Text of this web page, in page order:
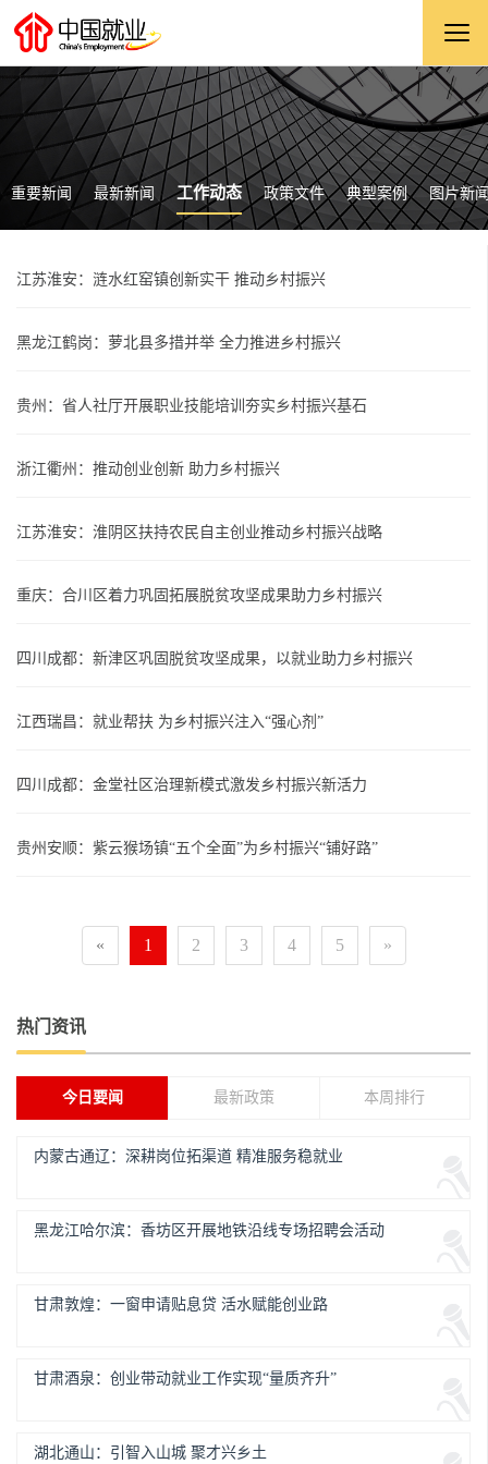
重要新闻 最新新闻 工作动态 政策文件 典型案例 图片新
江苏淮安：涟水红窑镇创新实干 推动乡村振兴
黑龙江鹤岗：萝北县多措并举 全力推进乡村振兴
贵州：省人社厅开展职业技能培训夯实乡村振兴基石
浙江衢州：推动创业创新 助力乡村振兴
江苏淮安：淮阴区扶持农民自主创业推动乡村振兴战略
重庆：合川区着力巩固拓展脱贫攻坚成果助力乡村振兴
四川成都：新津区巩固脱贫攻坚成果，以就业助力乡村振兴
江西瑞昌：就业帮扶 为乡村振兴注入“强心剂”
四川成都：金堂社区治理新模式激发乡村振兴新活力
贵州安顺：紫云猴场镇“五个全面”为乡村振兴“铺好路”
« 1 2 3 4 5 »
热门资讯
今日要闻 最新政策 本周排行
内蒙古通辽：深耕岗位拓渠道 精准服务稳就业
黑龙江哈尔滨：香坊区开展地铁沿线专场招聘会活动
甘肃敦煌：一窗申请贴息贷 活水赋能创业路
甘肃酒泉：创业带动就业工作实现“量质齐升”
湖北通山：引智入山城 聚才兴乡土